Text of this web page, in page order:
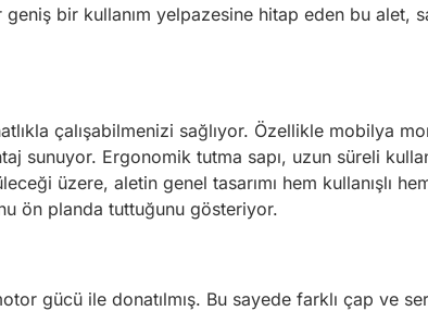
bir kullanım yelpazesine hitap eden bu alet,
çalışabilmenizi sağlıyor. Özellikle mobilya
Ergonomik tutma sapı, uzun süreli
üzere, aletin genel tasarımı hem kullanışlı
ön planda tuttuğunu gösteriyor.
gücü ile donatılmış. Bu sayede farklı çap ve